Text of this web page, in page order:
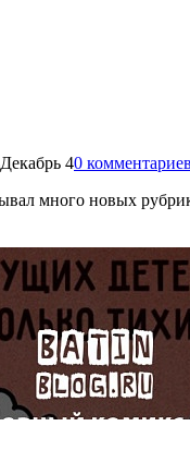
Декабрь 40 комментариев
много новых